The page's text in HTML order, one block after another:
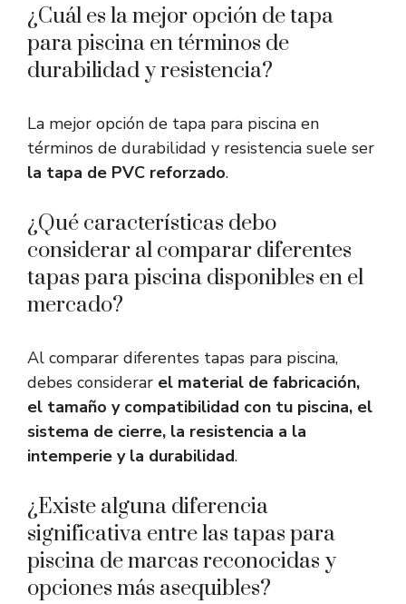
¿Cuál es la mejor opción de tapa
para piscina en términos de
durabilidad y resistencia?
La mejor opción de tapa para piscina en
términos de durabilidad y resistencia suele ser
la tapa de PVC reforzado.
¿Qué características debo
considerar al comparar diferentes
tapas para piscina disponibles en el
mercado?
Al comparar diferentes tapas para piscina,
debes considerar el material de fabricación,
el tamaño y compatibilidad con tu piscina, el
sistema de cierre, la resistencia a la
intemperie y la durabilidad.
¿Existe alguna diferencia
significativa entre las tapas para
piscina de marcas reconocidas y
opciones más asequibles?